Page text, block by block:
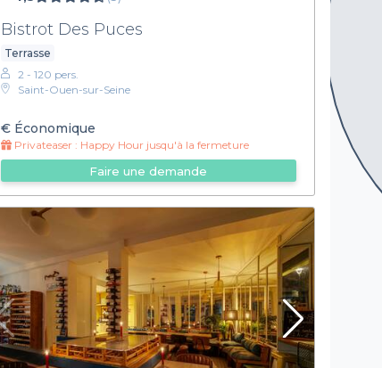
Bistrot Des Puces
Terrasse
2 - 120 pers.
Saint-Ouen-sur-Seine
€Économique
Privateaser : Happy Hour jusqu'à la fermeture
Faire une demande